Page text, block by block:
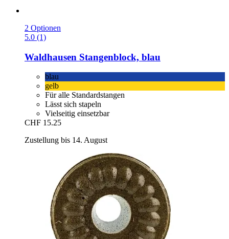
2 Optionen
5.0 (1)
Waldhausen Stangenblock, blau
blau
gelb
Für alle Standardstangen
Lässt sich stapeln
Vielseitig einsetzbar
CHF 15.25
Zustellung bis 14. August